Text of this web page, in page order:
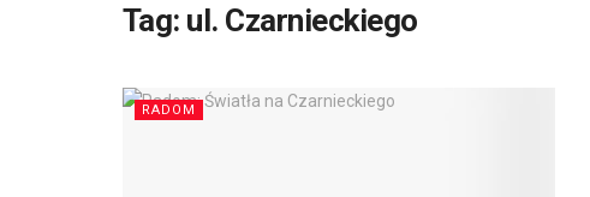
Tag: ul. Czarnieckiego
RADOM